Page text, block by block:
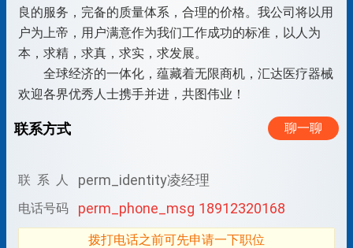
良的服务，完备的质量体系，合理的价格。我公司将以用
户为上帝，用户满意作为我们工作成功的标准，以人为
本，求精，求真，求实，求发展。
全球经济的一体化，蕴藏着无限商机，汇达医疗器械
欢迎各界优秀人士携手并进，共图伟业！
联系方式 聊一聊
联 系 人 perm_identity凌经理
电话号码 perm_phone_msg 18912320168
拨打电话之前可先申请一下职位